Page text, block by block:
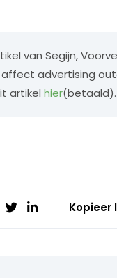
van Segijn,
advertising
artikel hier(betaald).
Kopieer